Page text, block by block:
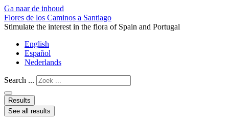
Ga naar de inhoud
Flores de los Caminos a Santiago
Stimulate the interest in the flora of Spain and Portugal
English
Español
Nederlands
Search ...
Results
See all results